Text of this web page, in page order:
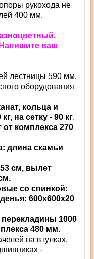
рукохода не
400 мм.
ваш
лестницы 590 мм.
оборудования
кольца и
на сетку - 90 кг.
комплекса 270
длина скамьи
см, вылет
со спинкой:
600х600х20
1000
480 мм.
на втулках,
-